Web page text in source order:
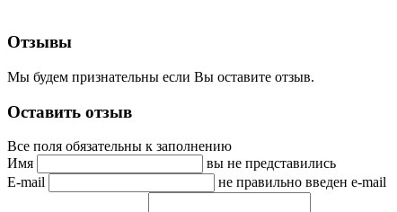
Отзывы
Мы будем признательны если Вы оставите отзыв.
Оставить отзыв
Все поля обязательны к заполнению
Имя
вы не представились
E-mail
не правильно введен e-mail